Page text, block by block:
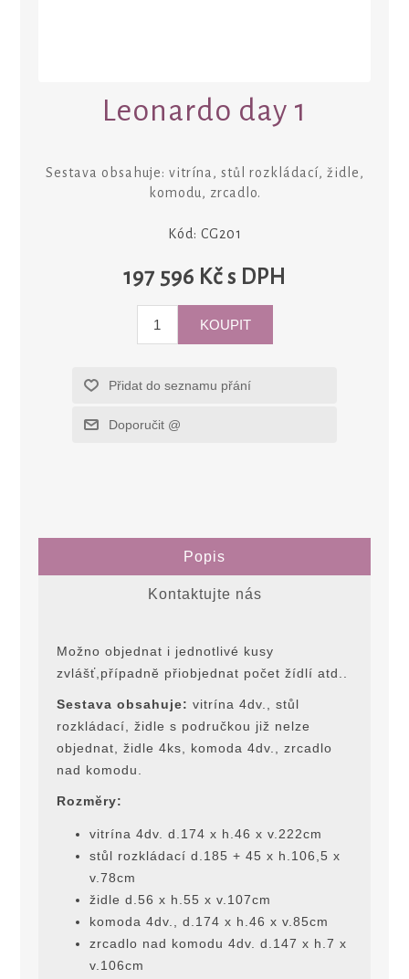
Leonardo day 1
Sestava obsahuje: vitrína, stůl rozkládací, židle,
komodu, zrcadlo.
Kód: CG201
197 596 Kč s DPH
Popis
Kontaktujte nás
Možno objednat i jednotlivé kusy
zvlášť,případnĕ přiobjednat počet žídlí atd..
Sestava obsahuje: vitrína 4dv., stůl
rozkládací, židle s područkou již nelze
objednat, židle 4ks, komoda 4dv., zrcadlo
nad komodu.
Rozmĕry:
vitrína 4dv. d.174 x h.46 x v.222cm
stůl rozkládací d.185 + 45 x h.106,5 x
v.78cm
židle d.56 x h.55 x v.107cm
komoda 4dv., d.174 x h.46 x v.85cm
zrcadlo nad komodu 4dv. d.147 x h.7 x
v.106cm